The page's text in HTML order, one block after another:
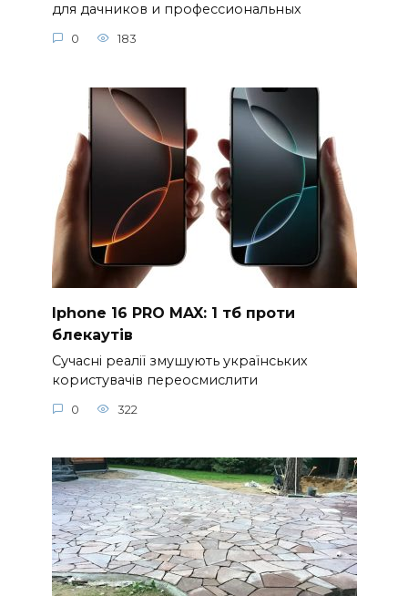
для дачников и профессиональных
0 183
Iphone 16 PRO MAX: 1 тб проти
блекаутів
Сучасні реалії змушують українських
користувачів переосмислити
0 322